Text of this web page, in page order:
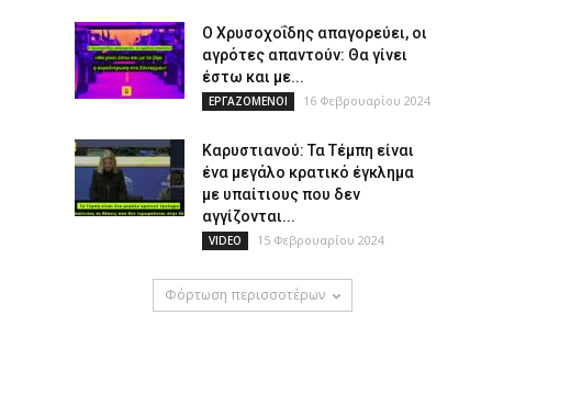
Ο Χρυσοχοΐδης απαγορεύει, οι
αγρότες απαντούν: Θα γίνει
έστω και με...
ΕΡΓΑΖΟΜΕΝΟΙ 16 Φεβρουαρίου 2024
Καρυστιανού: Τα Τέμπη είναι
ένα μεγάλο κρατικό έγκλημα
με υπαίτιους που δεν
αγγίζονται...
VIDEO 15 Φεβρουαρίου 2024
Φόρτωση περισσοτέρων